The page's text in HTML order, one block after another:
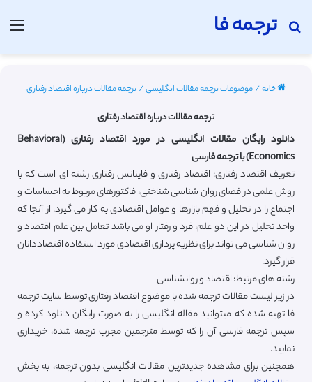
ترجمه فا
جستجو برای
خانه/موضوعات ترجمه مقالات انگلیسی/ترجمه مقالات درباره اقتصاد رفتاری
ترجمه مقالات درباره اقتصاد رفتاری
دانلود رایگان مقالات انگلیسی در مورد اقتصاد رفتاری (Behavioral
Economics) با ترجمه فارسی
تعریف اقتصاد رفتاری: اقتصاد رفتاری و فاینانس رفتاری رشته ای است که با
روش علمی در فضای روان شناسی شناختی، فاکتورهای مربوط به احساسات و
اجتماع را در تحلیل و فهم بازارها و عوامل اقتصادی به کار می گیرد. از آنجا که
واحد تحلیل در این دو علم، فرد و رفتار او می باشد تعامل بین علم اقتصاد و
روان شناسی می تواند برای نظریه پردازی اقتصادی مورد استفاده اقتصاددانان
قرار گیرد.
رشته های مرتبط: اقتصاد و روانشناسی
در زیر لیست مقالات ترجمه شده با موضوع اقتصاد رفتاری توسط سایت ترجمه
فا تهیه شده که میتوانید مقاله انگلیسی را به صورت رایگان دانلود کرده و
سپس ترجمه فارسی آن را که توسط مترجمین مجرب ترجمه شده، خریداری
نمایید.
همچنین برای مشاهده جدیدترین مقالات انگلیسی بدون ترجمه، به بخش